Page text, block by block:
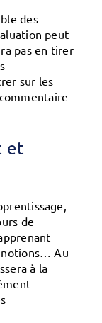
des
peut
pas en tirer
sur les
et
de
notions… Au
à la